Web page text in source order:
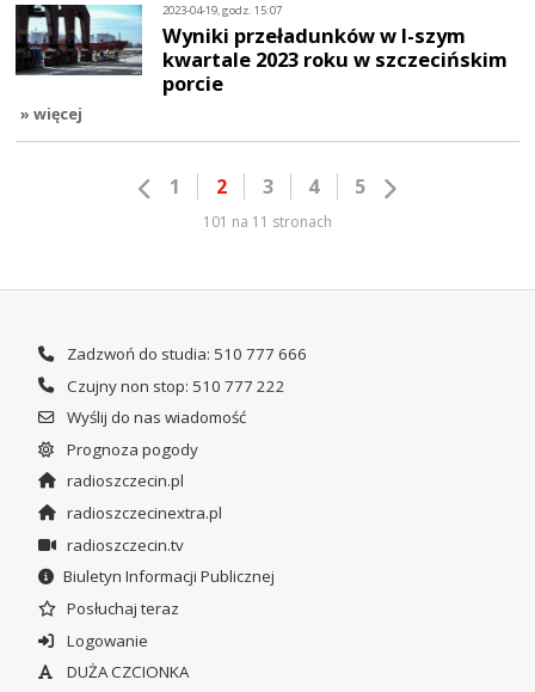
2023-04-19, godz. 15:07
Wyniki przeładunków w I-szym
kwartale 2023 roku w szczecińskim
porcie
» więcej
1 2 3 4 5
101 na 11 stronach
Zadzwoń do studia: 510 777 666
Czujny non stop: 510 777 222
Wyślij do nas wiadomość
Prognoza pogody
radioszczecin.pl
radioszczecinextra.pl
radioszczecin.tv
Biuletyn Informacji Publicznej
Posłuchaj teraz
Logowanie
DUŻA CZCIONKA